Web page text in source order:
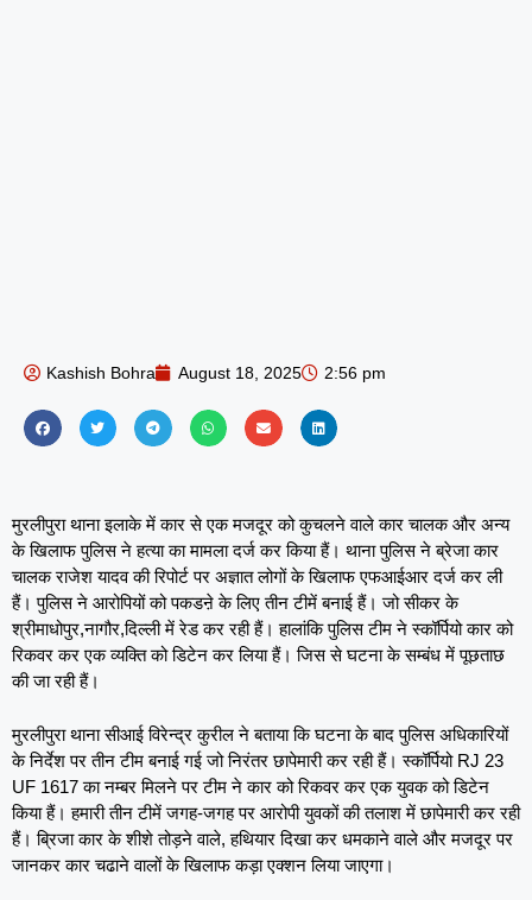
Kashish Bohra August 18, 2025 2:56 pm
मुरलीपुरा थाना इलाके में कार से एक मजदूर को कुचलने वाले कार चालक और अन्य
के खिलाफ पुलिस ने हत्या का मामला दर्ज कर किया हैं। थाना पुलिस ने ब्रेजा कार
चालक राजेश यादव की रिपोर्ट पर अज्ञात लोगों के खिलाफ एफआईआर दर्ज कर ली
हैं। पुलिस ने आरोपियों को पकडऩे के लिए तीन टीमें बनाई हैं। जो सीकर के
श्रीमाधोपुर,नागौर,दिल्ली में रेड कर रही हैं। हालांकि पुलिस टीम ने स्कॉर्पियो कार को
रिकवर कर एक व्यक्ति को डिटेन कर लिया हैं। जिस से घटना के सम्बंध में पूछताछ
की जा रही हैं।
मुरलीपुरा थाना सीआई विरेन्द्र कुरील ने बताया कि घटना के बाद पुलिस अधिकारियों
के निर्देश पर तीन टीम बनाई गई जो निरंतर छापेमारी कर रही हैं। स्कॉर्पियो RJ 23
UF 1617 का नम्बर मिलने पर टीम ने कार को रिकवर कर एक युवक को डिटेन
किया हैं। हमारी तीन टीमें जगह-जगह पर आरोपी युवकों की तलाश में छापेमारी कर रही
हैं। ब्रिजा कार के शीशे तोड़ने वाले, हथियार दिखा कर धमकाने वाले और मजदूर पर
जानकर कार चढाने वालों के खिलाफ कड़ा एक्शन लिया जाएगा।